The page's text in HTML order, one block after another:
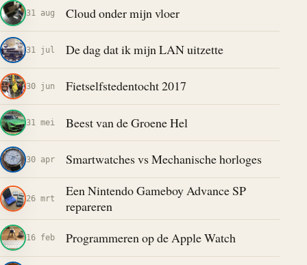
31 aug Cloud onder mijn vloer
31 jul De dag dat ik mijn LAN uitzette
30 jun Fietselfstedentocht 2017
31 mei Beest van de Groene Hel
30 apr Smartwatches vs Mechanische horloges
26 mrt
Een Nintendo Gameboy Advance SP
repareren
16 feb Programmeren op de Apple Watch